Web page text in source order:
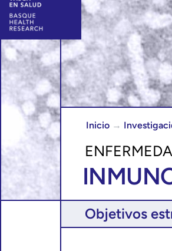
Inicio →
Objetivos